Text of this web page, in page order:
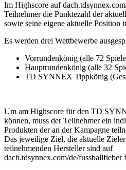
Im Highscore auf
Teilnehmer die Punktezahl der
sowie seine eigene aktuelle Position
Es werden drei Wettbewerbe
Vorrundenkönig (alle 72
Hauptrundenkönig (alle 32
TD SYNNEX Tippkönig
Um am Highscore für den TD
können, muss der Teilnehmer ein
Produkten der an der Kampagne
Das jeweilige Ziel, die aktuelle
teilnehmenden Hersteller sind auf
dach.tdsynnex.com/de/fussballfieber